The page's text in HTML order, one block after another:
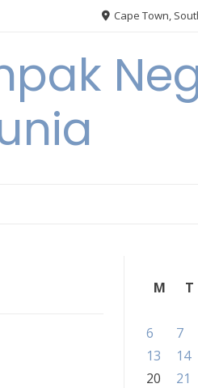
Cape Town,
M
T
6
7
13
14
20
21